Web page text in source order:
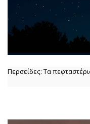
Περσείδες: Τα